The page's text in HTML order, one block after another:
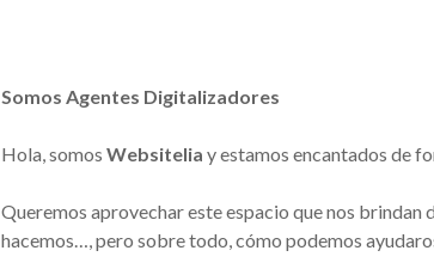
Somos Agentes Digitalizadores
Hola, somos Websitelia y estamos encantados de
Queremos aprovechar este espacio que nos
hacemos…, pero sobre todo, cómo podemos